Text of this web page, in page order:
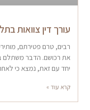
עורך דין צוואות
רבים, טרם פטירתם,
את רכושם. הדבר משתלם
יחד עם זאת, נמצא כי
קרא עוד »